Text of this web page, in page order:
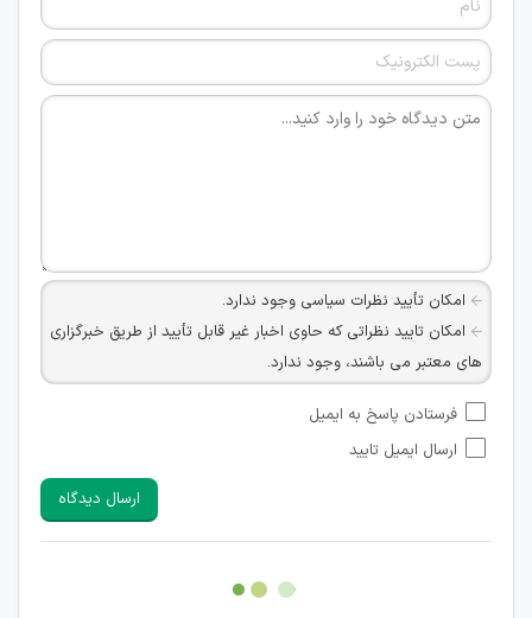
امکان تأیید نظرات سیاسی وجود ندارد.
امکان تایید نظراتی که حاوی اخبار غیر قابل تأیید از طریق خبرگزاری
های معتبر می باشند، وجود ندارد.
شبکه های مجازی ارتباطی می باشند وجود ندارد.
امکان تأیید نظرات کاربرانی که به هر طریقی قصد مأیوس کردن
هرگونه تحریک، تحقیر و کنایه به سایر افراد (مسئول و غیر مسئول)
غیر مجاز می باشد.
امکان هماهنگی برای هرگونه ملاقات حضوری چه به صورت دسته
فرستادن پاسخ به ایمیل
ارسال ایمیل تایید
ارسال دیدگاه